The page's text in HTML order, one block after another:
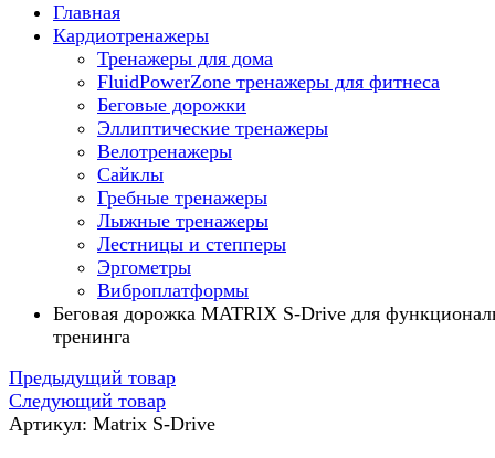
Главная
Кардиотренажеры
Тренажеры для дома
FluidPowerZone тренажеры для фитнеса
Беговые дорожки
Эллиптические тренажеры
Велотренажеры
Сайклы
Гребные тренажеры
Лыжные тренажеры
Лестницы и степперы
Эргометры
Виброплатформы
Беговая дорожка MATRIX S-Drive для
тренинга
Предыдущий товар
Следующий товар
Артикул: Matrix S-Drive